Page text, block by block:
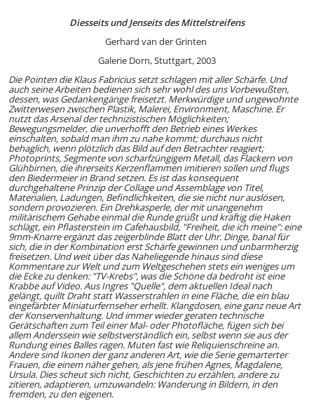
Diesseits und Jenseits des Mittelstreifens
Gerhard van der Grinten
Galerie Dorn, Stuttgart, 2003
Die Pointen die Klaus Fabricius setzt schlagen mit aller Schärfe. Und
auch seine Arbeiten bedienen sich sehr wohl des uns Vorbewußten,
dessen, was Gedankengänge freisetzt. Merkwürdige und ungewohnte
Zwitterwesen zwischen Plastik, Malerei, Environment, Maschine. Er
nutzt das Arsenal der technizistischen Möglichkeiten;
Bewegungsmelder, die unverhofft den Betrieb eines Werkes
einschalten, sobald man ihm zu nahe kommt; durchaus nicht
behaglich, wenn plötzlich das Bild auf den Betrachter reagiert;
Photoprints, Segmente von scharfzüngigem Metall, das Flackern von
Glühbirnen, die ihrerseits Kerzenflammen imitieren sollen und flugs
den Biedermeier in Brand setzen. Es ist das konsequent
durchgehaltene Prinzip der Collage und Assemblage von Titel,
Materialien, Ladungen, Befindlichkeiten, die sie nicht nur auslösen,
sondern provozieren. Ein Drehkasperle, der mit unangenehm
militärischem Gehabe einmal die Runde grüßt und kräftig die Haken
schlägt, ein Pflasterstein im Cafehausbild, "Freiheit, die ich meine": eine
9mm-Knarre ergänzt das zeigerblinde Blatt der Uhr. Dinge, banal für
sich, die in der Kombination erst Schärfe gewinnen und unbarmherzig
freisetzen. Und weit über das Naheliegende hinaus sind diese
Kommentare zur Welt und zum Weltgeschehen stets ein weniges um
die Ecke zu denken: "TV-Krebs", was die Schöne da bedroht ist eine
Krabbe auf Video. Aus Ingres "Quelle", dem aktuellen Ideal nach
gelängt, quillt Draht statt Wasserstrahlen in eine Fläche, die ein blau
eingefärbter Miniaturfernseher erhellt. Klangdosen, eine ganz neue Art
der Konservenhaltung. Und immer wieder geraten technische
Gerätschaften zum Teil einer Mal- oder Photofläche, fügen sich bei
allem Anderssein wie selbstverständlich ein, selbst wenn sie aus der
Rundung eines Balles ragen. Muten fast wie Reliquienschreine an.
Andere sind Ikonen der ganz anderen Art, wie die Serie gemarterter
Frauen, die einem näher gehen, als jene frühen Agnes, Magdalene,
Ursula. Dies scheut sich nicht, Geschichten zu erzählen, andere zu
zitieren, adaptieren, umzuwandeln: Wanderung in Bildern, in den
fremden, zu den eigenen.